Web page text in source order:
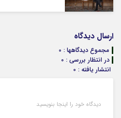
ارسال دیدگاه
مجموع دیدگاهها : 0
در انتظار بررسی : 0
انتشار یافته : 0
دیدگاه خود را اینجا بنویسید